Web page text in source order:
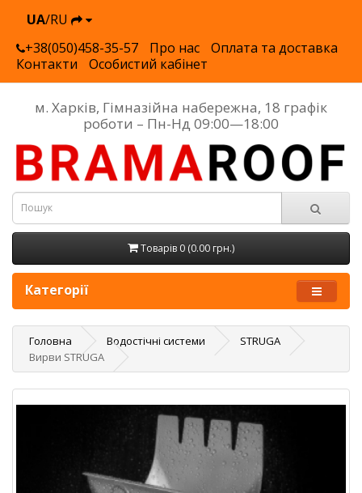
UA/RU
+38(050)458-35-57
Про нас
Оплата та доставка
Контакти
Особистий кабінет
м. Харків, Гімназійна набережна, 18 графік
роботи – Пн-Нд 09:00—18:00
Товарів 0 (0.00 грн.)
Категорії
Головна Водостічні системи
STRUGA
Вирви STRUGA